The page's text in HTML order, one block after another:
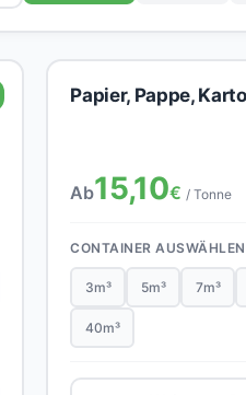
Papier, Pappe,
Ab15,10€ / Tonne
CONTAINER AUSWÄHLEN
3m³ 5m³ 7m³
40m³